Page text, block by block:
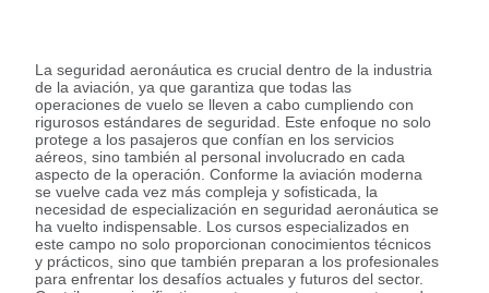
La seguridad aeronáutica es crucial dentro de la industria
de la aviación, ya que garantiza que todas las
operaciones de vuelo se lleven a cabo cumpliendo con
rigurosos estándares de seguridad. Este enfoque no solo
protege a los pasajeros que confían en los servicios
aéreos, sino también al personal involucrado en cada
aspecto de la operación. Conforme la aviación moderna
se vuelve cada vez más compleja y sofisticada, la
necesidad de especialización en seguridad aeronáutica se
ha vuelto indispensable. Los cursos especializados en
este campo no solo proporcionan conocimientos técnicos
y prácticos, sino que también preparan a los profesionales
para enfrentar los desafíos actuales y futuros del sector.